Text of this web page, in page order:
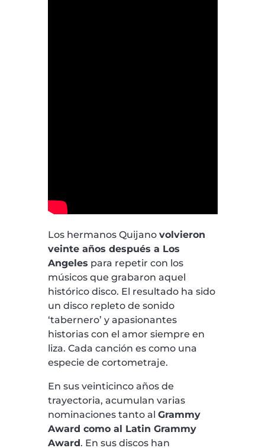
Los hermanos Quijano volvieron
veinte años después a Los
Angeles para repetir con los
músicos que grabaron aquel
histórico disco. El resultado ha sido
un disco repleto de sonido
‘tabernero’ y apasionantes
historias con el amor siempre en
liza. Cada canción es como una
especie de cortometraje.
En sus veinticinco años de
trayectoria, acumulan varias
nominaciones tanto al Grammy
Award como al Latin Grammy
Award. En sus discos han